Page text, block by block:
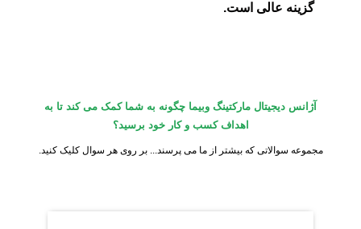
گزینه عالی است.
آژانس دیجیتال مارکتینگ وبیما چگونه به شما کمک می کند تا به
اهداف کسب و کار خود برسید؟
مجموعه سوالاتی که بیشتر از ما می پرسند... بر روی هر سوال کلیک کنید.